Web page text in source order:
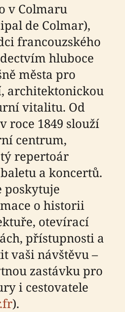
v Colmaru
de Colmar),
francouzského
hluboce
města pro
architektonickou
vitalitu. Od
roce 1849 slouží
centrum,
repertoár
a koncertů.
poskytuje
o historii
otevírací
přístupnosti a
vaši návštěvu –
zastávku pro
i cestovatele
).